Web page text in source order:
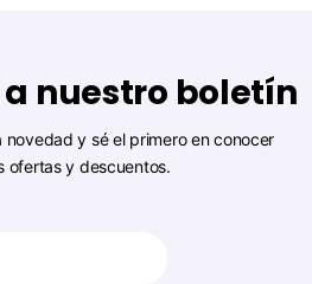
nuestro boletín
novedad y sé el primero en conocer
ofertas y descuentos.